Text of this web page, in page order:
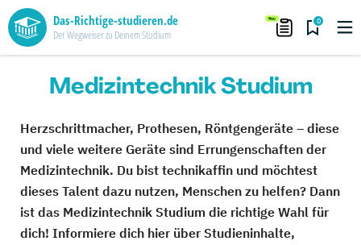
Das-Richtige-studieren.de
Der Wegweiser zu Deinem Studium
0
Medizintechnik Studium
Herzschrittmacher, Prothesen, Röntgengeräte – diese
und viele weitere Geräte sind Errungenschaften der
Medizintechnik. Du bist technikaffin und möchtest
dieses Talent dazu nutzen, Menschen zu helfen? Dann
ist das Medizintechnik Studium die richtige Wahl für
dich! Informiere dich hier über Studieninhalte,